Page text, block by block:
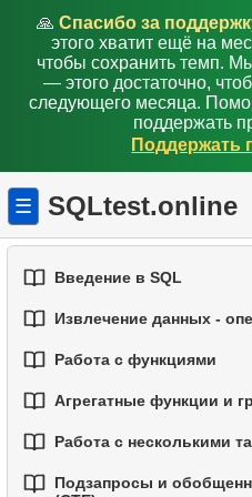
🙏 Спасибо за
этого хватит ещё на
чтобы сохранить темп.
— этого достаточно,
следующего месяца.
поддержать
Поддержать
☰ SQLtest.online
Введение в SQL
1.Введение в базы
Типы баз данных
Извлечение данных -
1.Выборка данных из
2. Фильтрация данных
Работа с функциями
1.Встроенные
Основные
Агрегатные функции и
1.Базовые
Работа с несколькими
1.Основы соединений
Подзапросы и